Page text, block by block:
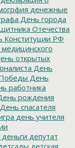
денежные
День города
Отечества
Конституции РФ
открытых
День
День
работника
рождения
День спасателя
день учителя
деньги депутат
детская